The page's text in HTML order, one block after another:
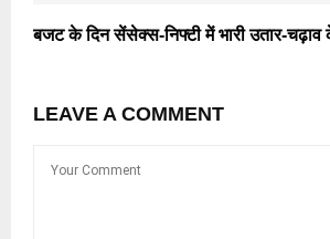
बजट के दिन सेंसेक्स-निफ्टी में भारी उतार-
LEAVE A COMMENT